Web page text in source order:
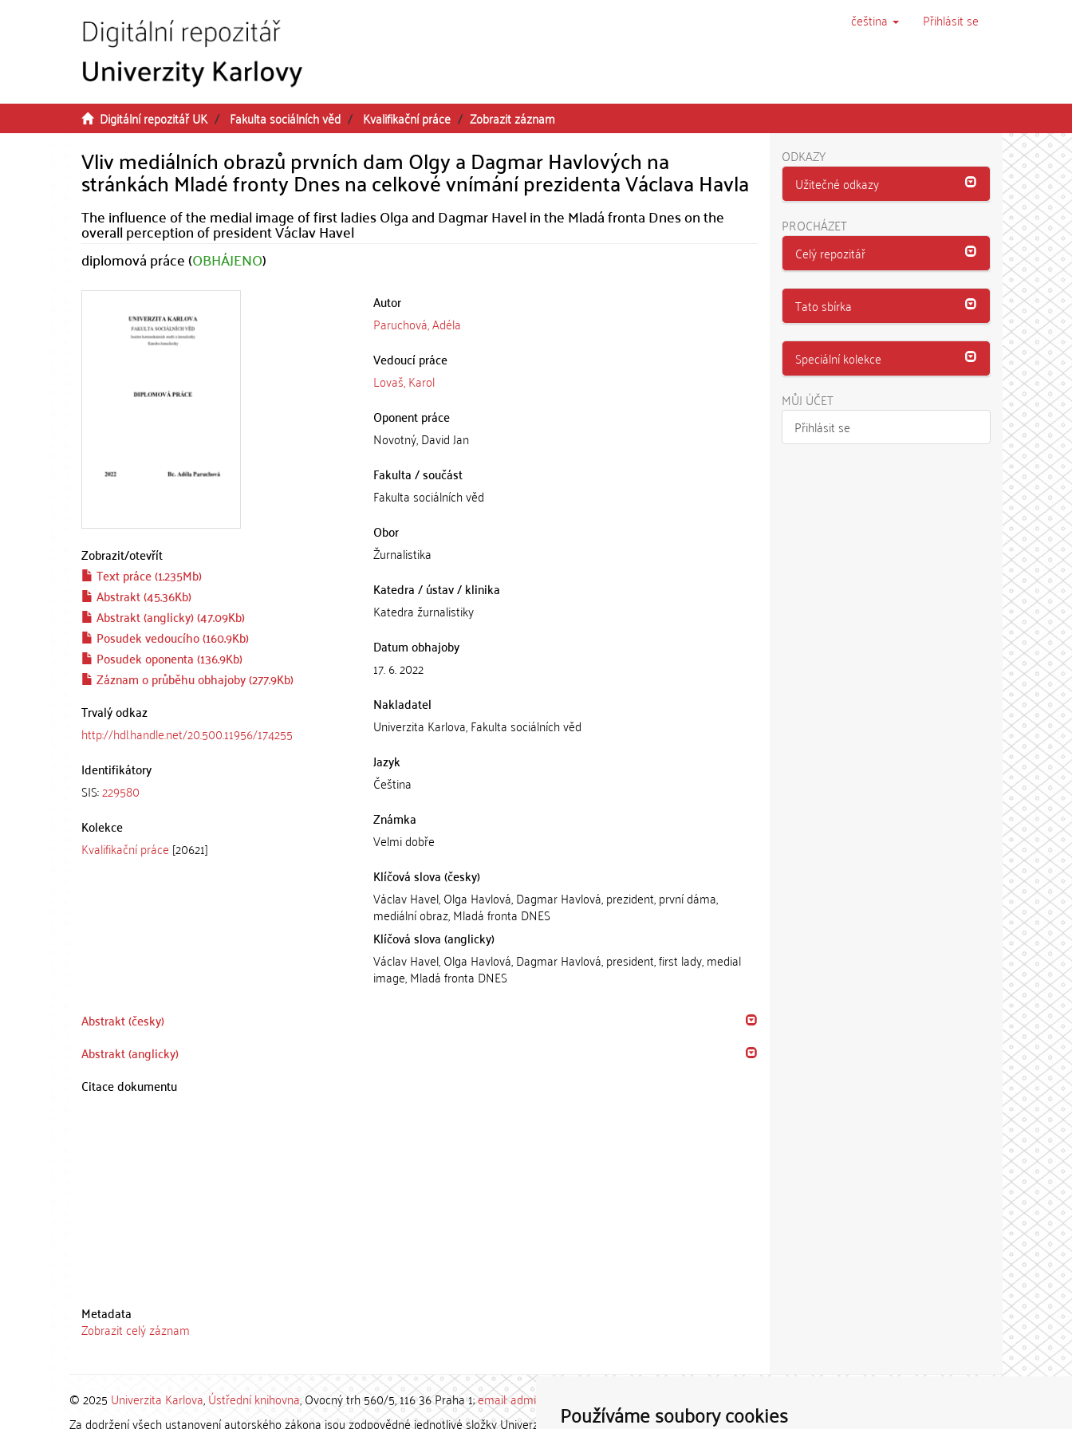
Používáme soubory cookies
čeština Přihlásit se
Digitální repozitář UK Fakulta sociálních věd Kvalifikační práce Zobrazit záznam
Vliv mediálních obrazů prvních dam Olgy a Dagmar Havlových na
stránkách Mladé fronty Dnes na celkové vnímání prezidenta Václava Havla
The influence of the medial image of first ladies Olga and Dagmar Havel in the Mladá fronta Dnes on the
overall perception of president Václav Havel
diplomová práce (OBHÁJENO)
Zobrazit/otevřít
Text práce (1.235Mb)
Abstrakt (45.36Kb)
Abstrakt (anglicky) (47.09Kb)
Posudek vedoucího (160.9Kb)
Posudek oponenta (136.9Kb)
Záznam o průběhu obhajoby (277.9Kb)
Trvalý odkaz
http://hdl.handle.net/20.500.11956/174255
Identifikátory
SIS:229580
Kolekce
Kvalifikační práce [20621]
Autor
Paruchová, Adéla
Vedoucí práce
Lovaš, Karol
Oponent práce
Novotný, David Jan
Fakulta / součást
Fakulta sociálních věd
Obor
Žurnalistika
Katedra / ústav / klinika
Katedra žurnalistiky
Datum obhajoby
17. 6. 2022
Nakladatel
Univerzita Karlova, Fakulta sociálních věd
Jazyk
Čeština
Známka
Velmi dobře
Klíčová slova (česky)
Václav Havel, Olga Havlová, Dagmar Havlová, prezident, první dáma,
mediální obraz, Mladá fronta DNES
Klíčová slova (anglicky)
Václav Havel, Olga Havlová, Dagmar Havlová, president, first lady, medial
image, Mladá fronta DNES
Abstrakt (česky)
Abstrakt (anglicky)
Citace dokumentu
Metadata
Zobrazit celý záznam
ODKAZY
Užitečné odkazy
PROCHÁZET
Celý repozitář
Tato sbírka
Speciální kolekce
MŮJ ÚČET
Přihlásit se
© 2025 Univerzita Karlova,Ústřední knihovna, Ovocný trh 560/5, 116 36 Praha 1;email: admin-repozitar [at] cuni.cz
Za dodržení všech ustanovení autorského zákona jsou zodpovědné jednotlivé složky Univerzity Karlovy. / Each constituent